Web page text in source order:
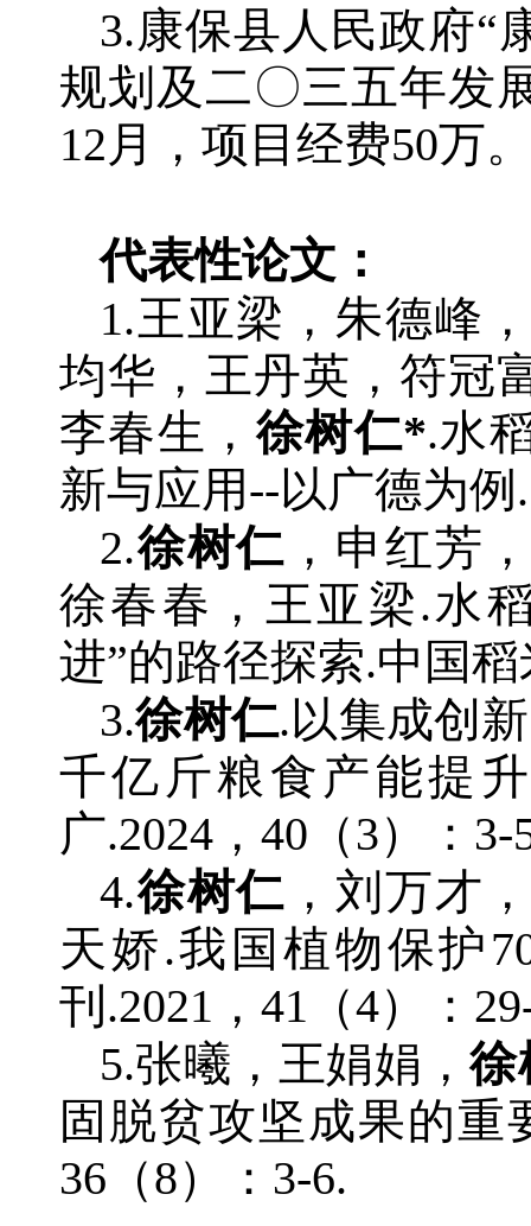
3.康保县人民政府“
规划及二〇三五年发
12月，项目经费50万
代表性论文：
1.王亚梁，朱德峰
均华，王丹英，符冠
李春生， 徐树仁*.水
新与应用--以广德为例
2.徐树仁 ，申红芳
徐春春，王亚梁.水
进”的路径探索.中国稻
3.徐树仁.以集成创
千亿斤粮食产能提
广.2024，40（3）：3-
4.徐树仁 ，刘万才
天娇.我国植物保护
刊.2021，41（4）：
5.张曦，王娟娟，徐
固脱贫攻坚成果的重
36（8）：3-6.